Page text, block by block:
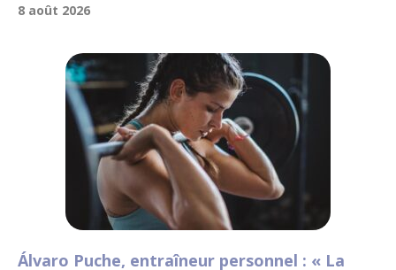
8 août 2026
Álvaro Puche, entraîneur personnel : « La